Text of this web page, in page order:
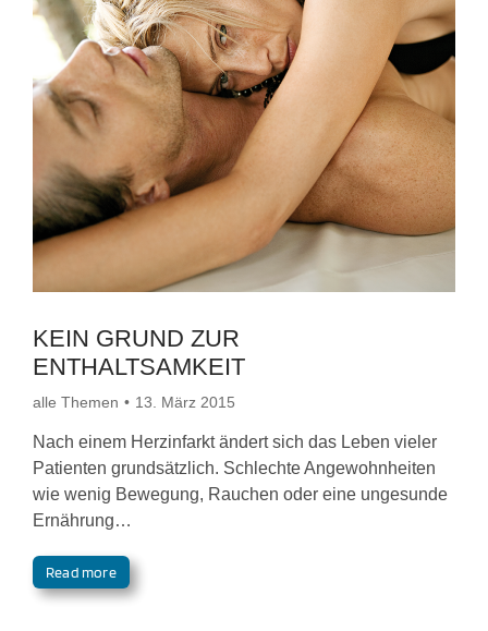
KEIN GRUND ZUR
ENTHALTSAMKEIT
alle Themen 13. März 2015
Nach einem Herzinfarkt ändert sich das Leben vieler
Patienten grundsätzlich. Schlechte Angewohnheiten
wie wenig Bewegung, Rauchen oder eine ungesunde
Ernährung…
Read more